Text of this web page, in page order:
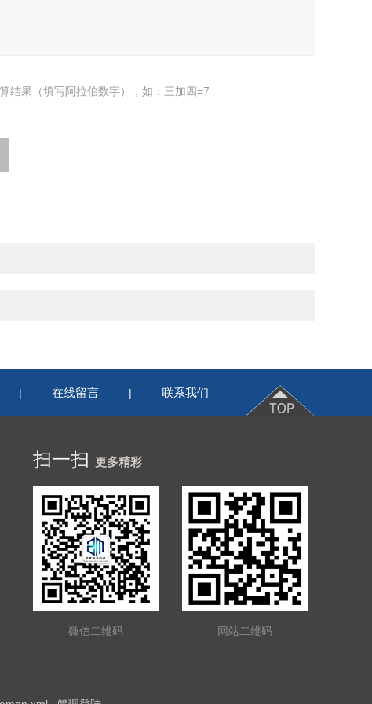
结果（填写阿拉伯数字），如：三加四=7
| 在线留言 | 联系我们
扫一扫 更多精彩
微信二维码 网站二维码